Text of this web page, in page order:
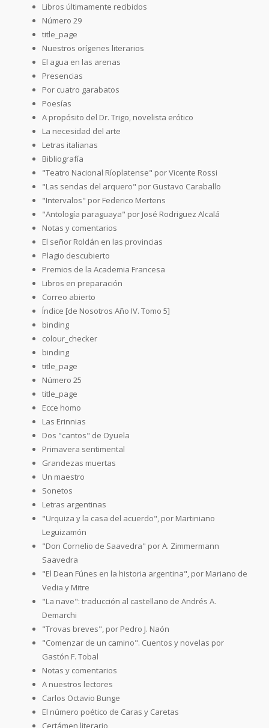
Libros últimamente recibidos
Número 29
title_page
Nuestros orígenes literarios
El agua en las arenas
Presencias
Por cuatro garabatos
Poesías
A propósito del Dr. Trigo, novelista erótico
La necesidad del arte
Letras italianas
Bibliografía
"Teatro Nacional Ríoplatense" por Vicente Rossi
"Las sendas del arquero" por Gustavo Caraballo
"Intervalos" por Federico Mertens
"Antología paraguaya" por José Rodriguez Alcalá
Notas y comentarios
El señor Roldán en las provincias
Plagio descubierto
Premios de la Academia Francesa
Libros en preparación
Correo abierto
Índice [de Nosotros Año IV. Tomo 5]
binding
colour_checker
binding
title_page
Número 25
title_page
Ecce homo
Las Erinnias
Dos "cantos" de Oyuela
Primavera sentimental
Grandezas muertas
Un maestro
Sonetos
Letras argentinas
"Urquiza y la casa del acuerdo", por Martiniano
Leguizamón
"Don Cornelio de Saavedra" por A. Zimmermann
Saavedra
"El Dean Fúnes en la historia argentina", por Mariano de
Vedia y Mitre
"La nave": traducción al castellano de Andrés A.
Demarchi
"Trovas breves", por Pedro J. Naón
"Comenzar de un camino". Cuentos y novelas por
Gastón F. Tobal
Notas y comentarios
A nuestros lectores
Carlos Octavio Bunge
El número poético de Caras y Caretas
Certámen literario